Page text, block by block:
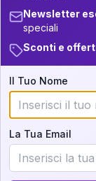
💕 Come
Newsletter
speciali
Sconti e
Il Tuo Nome
La Tua Email